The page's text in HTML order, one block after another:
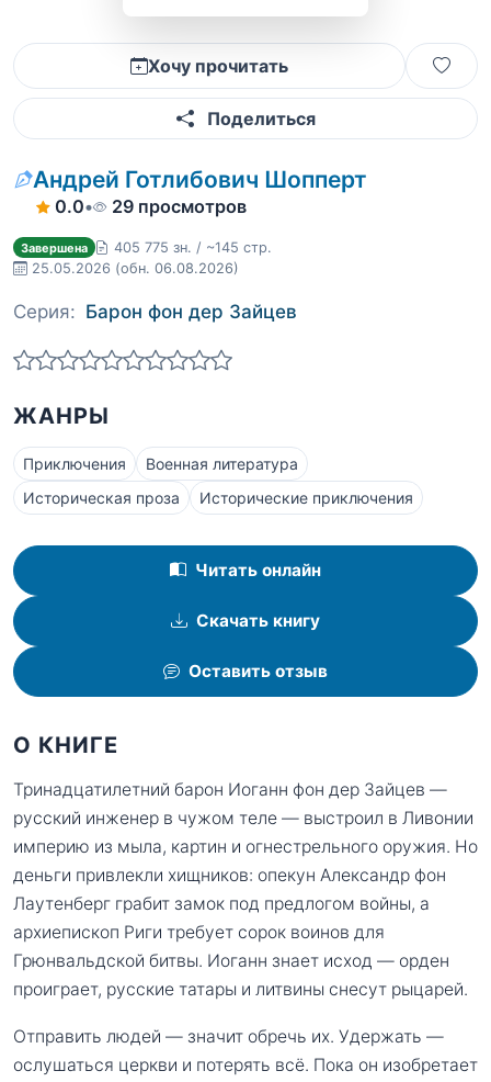
Хочу прочитать
Поделиться
Андрей Готлибович Шопперт
0.0• 29 просмотров
Завершена
405 775 зн. / ~145 стр.
25.05.2026 (обн. 06.08.2026)
Серия: Барон фон дер Зайцев
ЖАНРЫ
Приключения
Военная литература
Историческая проза
Исторические приключения
Читать онлайн
Скачать книгу
Оставить отзыв
О КНИГЕ
Тринадцатилетний барон Иоганн фон дер Зайцев —
русский инженер в чужом теле — выстроил в Ливонии
империю из мыла, картин и огнестрельного оружия. Но
деньги привлекли хищников: опекун Александр фон
Лаутенберг грабит замок под предлогом войны, а
архиепископ Риги требует сорок воинов для
Грюнвальдской битвы. Иоганн знает исход — орден
проиграет, русские татары и литвины снесут рыцарей.
Отправить людей — значит обречь их. Удержать —
ослушаться церкви и потерять всё. Пока он изобретает